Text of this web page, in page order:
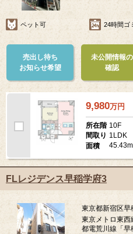
ペット可 24時間ゴ
売出し待ち
お知らせ希望
未公開情報の
確認
9,980万円
所在階 10F
間取り 1LDK
面積
45.43m
FLレジデンス早稲学府3
東京都新宿区
東京メトロ東
都電荒川線「